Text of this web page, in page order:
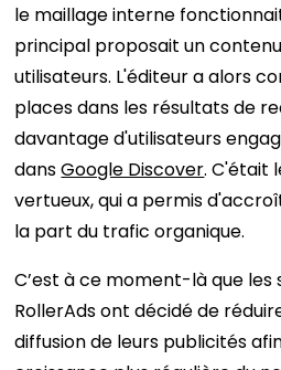
le maillage interne
principal proposait un
utilisateurs. L'éditeur a alors
places dans les résultats de
davantage d'utilisateurs
dansGoogle Discover. C'était
vertueux, qui a permis
la part du trafic organique.
C’est à ce moment-là que les
RollerAds ont décidé de
diffusion de leurs publicités